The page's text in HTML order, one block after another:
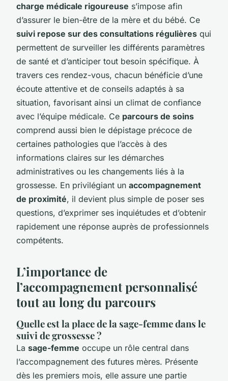
charge médicale rigoureuse s’impose afin
d’assurer le bien-être de la mère et du bébé. Ce
suivi repose sur des consultations régulières qui
permettent de surveiller les différents paramètres
de santé et d’anticiper tout besoin spécifique. À
travers ces rendez-vous, chacun bénéficie d’une
écoute attentive et de conseils adaptés à sa
situation, favorisant ainsi un climat de confiance
avec l’équipe médicale. Ce parcours de soins
comprend aussi bien le dépistage précoce de
certaines pathologies que l’accès à des
informations claires sur les démarches
administratives ou les changements liés à la
grossesse. En privilégiant un accompagnement
de proximité, il devient plus simple de poser ses
questions, d’exprimer ses inquiétudes et d’obtenir
rapidement une réponse auprès de professionnels
compétents.
L’importance de
l’accompagnement personnalisé
tout au long du parcours
Quelle est la place de la sage-femme dans le
suivi de grossesse ?
La sage-femme occupe un rôle central dans
l’accompagnement des futures mères. Présente
dès les premiers mois, elle assure une partie